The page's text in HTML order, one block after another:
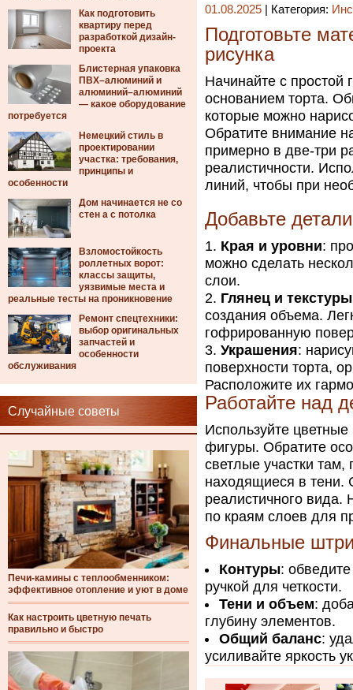
Как подготовить
квартиру перед
разработкой дизайн-
проекта
Блистерная упаковка
ПВХ–алюминий и
алюминий–алюминий
— какое оборудование
потребуется
Немецкий стиль в
проектировании
участка: требования,
принципы и
особенности
Дом начинается не со
стен а с потолка
Взломостойкость
роллетных ворот:
классы защиты,
уязвимые места и
реальные тесты на проникновение
Ремонт спецтехники:
выбор оригинальных
запчастей и
особенности
обслуживания
Случайные советы
Печи-камины с теплообменником:
эффективное отопление и уют в доме
Как настроить цветную печать
правильно и быстро
01.08.2025 | Категория:
Подготовьте
рисунка
Начинайте с простой
основанием торта.
которые можно
Обратите внимание
примерно в две-три
реалистичности.
линий, чтобы при
Добавьте
Края и уровни:
можно сделать
слои.
Глянец и текстуры
создания объема.
гофрированную
Украшения:
поверхности торта,
Расположите их
Работайте над
Используйте
фигуры. Обратите
светлые участки там,
находящиеся в тени.
реалистичного вида.
по краям слоев для
Финальные
Контуры:
ручкой для четкости.
Тени и объем:
глубину элементов.
Общий баланс:
усиливайте яркость